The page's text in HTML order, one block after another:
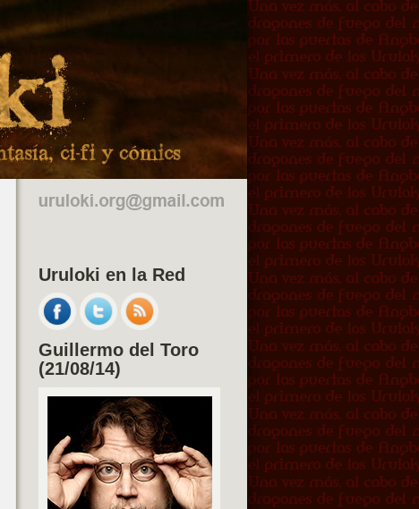
Uruloki en la Red
Guillermo del Toro
(21/08/14)